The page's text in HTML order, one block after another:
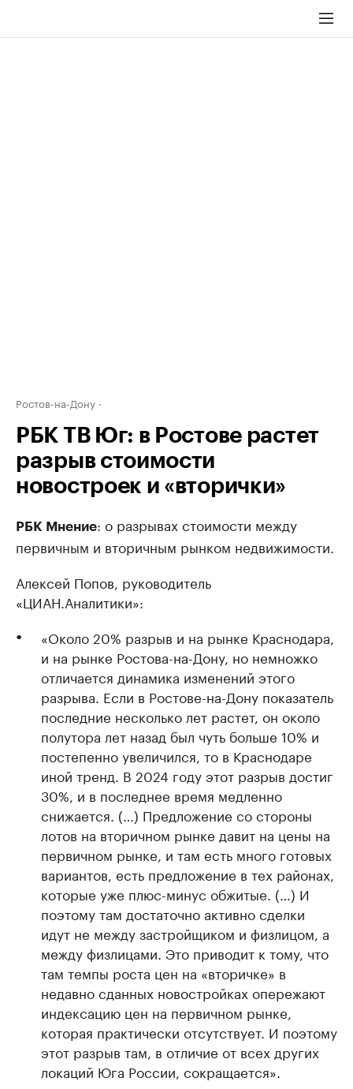
Ростов-на-Дону
РБК ТВ Юг: в Ростове растет
разрыв стоимости
новостроек и «вторички»
РБК Мнение: о разрывах стоимости между
первичным и вторичным рынком недвижимости.
Алексей Попов, руководитель
«ЦИАН.Аналитики»:
«Около 20% разрыв и на рынке Краснодара,
и на рынке Ростова-на-Дону, но немножко
отличается динамика изменений этого
разрыва. Если в Ростове-на-Дону показатель
последние несколько лет растет, он около
полутора лет назад был чуть больше 10% и
постепенно увеличился, то в Краснодаре
иной тренд. В 2024 году этот разрыв достиг
30%, и в последнее время медленно
снижается. (…) Предложение со стороны
лотов на вторичном рынке давит на цены на
первичном рынке, и там есть много готовых
вариантов, есть предложение в тех районах,
которые уже плюс-минус обжитые. (…) И
поэтому там достаточно активно сделки
идут не между застройщиком и физлицом, а
между физлицами. Это приводит к тому, что
там темпы роста цен на «вторичке» в
недавно сданных новостройках опережают
индексацию цен на первичном рынке,
которая практически отсутствует. И поэтому
этот разрыв там, в отличие от всех других
локаций Юга России, сокращается».